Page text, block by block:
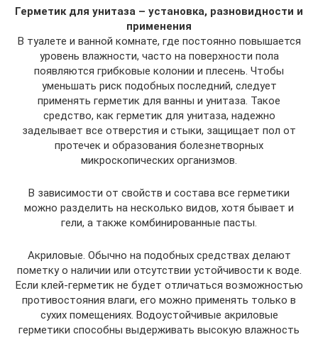
Герметик для унитаза – установка, разновидности и
применения
В туалете и ванной комнате, где постоянно повышается
уровень влажности, часто на поверхности пола
появляются грибковые колонии и плесень. Чтобы
уменьшать риск подобных последний, следует
применять герметик для ванны и унитаза. Такое
средство, как герметик для унитаза, надежно
заделывает все отверстия и стыки, защищает пол от
протечек и образования болезнетворных
микроскопических организмов.
В зависимости от свойств и состава все герметики
можно разделить на несколько видов, хотя бывает и
гели, а также комбинированные пасты.
Акриловые. Обычно на подобных средствах делают
пометку о наличии или отсутствии устойчивости к воде.
Если клей-герметик не будет отличаться возможностью
противостояния влаги, его можно применять только в
сухих помещениях. Водоустойчивые акриловые
герметики способны выдерживать высокую влажность